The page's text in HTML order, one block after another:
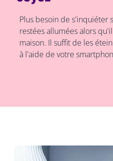
Plus besoin de s'inquiéter
restées allumées alors
maison. Il suffit de les
à l'aide de votre